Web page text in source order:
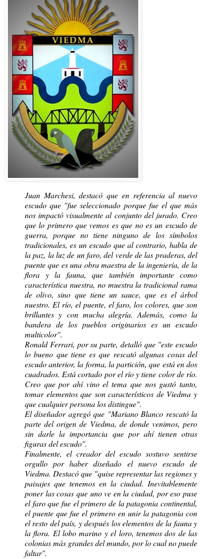
Juan Marchesi, destacó que en referencia al nuevo
escudo que "fue seleccionado porque fue el que más
nos impactó visualmente al conjunto del jurado. Creo
que lo primero que vemos es que no es un escudo de
guerra, porque no tiene ninguno de los símbolos
tradicionales, es un escudo que al contrario, habla de
la paz, la luz de un faro, del verde de las praderas, del
puente que es una obra maestra de la ingeniería, de la
flora y la fauna, que también importante como
característica nuestra, no muestra la tradicional rama
de olivo, sino que tiene un sauce, que es el árbol
nuestro. El río, el puente, el faro, los colores, que son
brillantes y con mucha alegría. Además, como la
bandera de los pueblos originarios es un escudo
multicolor".
Ronald Ferrari, por su parte, detalló que "este escudo
lo bueno que tiene es que rescató algunas cosas del
escudo anterior, la forma, la partición, que está en dos
cuadrados. Está cortado por el río y tiene color de río.
Creo que por ahí vino el tema que nos gustó tanto,
tomar elementos que son característicos de Viedma y
que cualquier persona los distingue".
El diseñador agregó que "Mariano Blanco rescató la
parte del origen de Viedma, de donde venimos, pero
sin darle la importancia que por ahí tienen otras
figuras del escudo".
Finalmente, el creador del escudo sostuvo sentirse
orgullo por haber diseñado el nuevo escudo de
Viedma. Destacó que "quise representar las regiones y
paisajes que tenemos en la ciudad. Inevitablemente
poner las cosas que uno ve en la ciudad, por eso puse
el faro que fue el primero de la patagonia continental,
el puente que fue el primero en unir la patagonia con
el resto del país, y después los elementos de la fauna y
la flora. El lobo marino y el loro, tenemos dos de las
colonias más grandes del mundo, por lo cual no puede
faltar".